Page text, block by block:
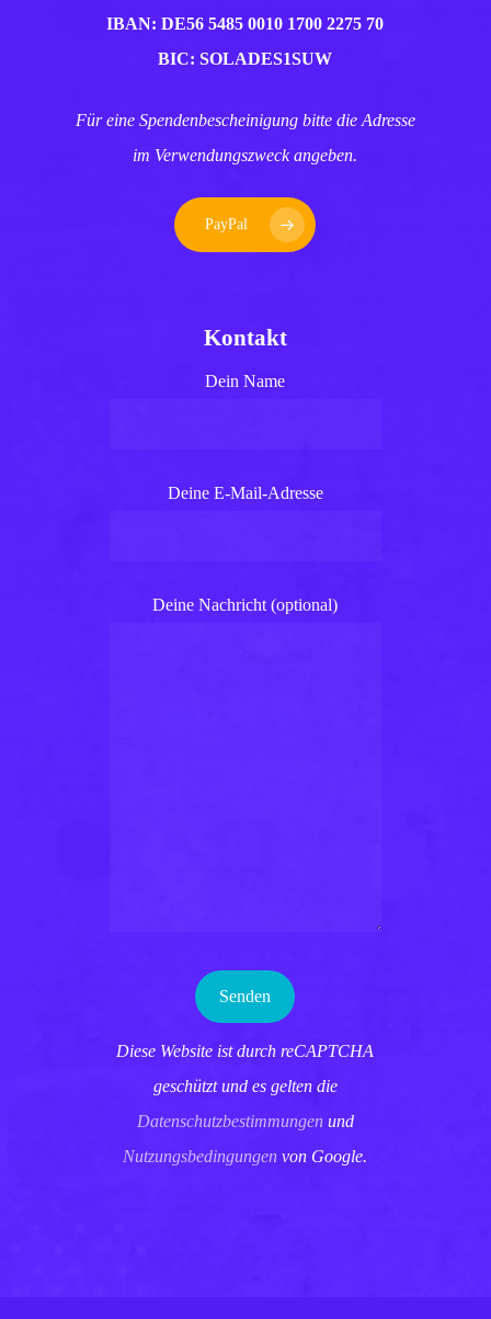
IBAN: DE56 5485 0010 1700 2275 70
BIC: SOLADES1SUW
Für eine Spendenbescheinigung bitte die Adresse
im Verwendungszweck angeben.
PayPal
Kontakt
Dein Name
Deine E-Mail-Adresse
Deine Nachricht (optional)
Diese Website ist durch reCAPTCHA
geschützt und es gelten die
Datenschutzbestimmungenund
Nutzungsbedingungen von Google.